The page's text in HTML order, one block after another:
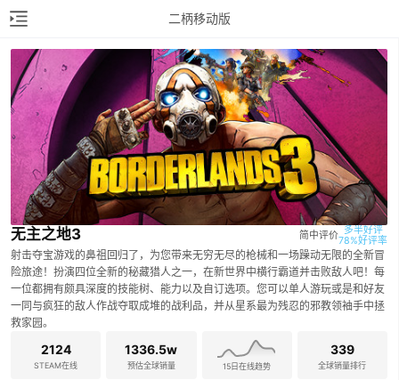
二柄移动版
无主之地3 简中评价
多半好评
78%好评率
射击夺宝游戏的鼻祖回归了，为您带来无穷无尽的枪械和一场躁动无限的全新冒
险旅途！扮演四位全新的秘藏猎人之一，在新世界中横行霸道并击败敌人吧！每
一位都拥有颇具深度的技能树、能力以及自订选项。您可以单人游玩或是和好友
一同与疯狂的敌人作战夺取成堆的战利品，并从星系最为残忍的邪教领袖手中拯
救家园。
2124
STEAM在线
1336.5w
预估全球销量 15日在线趋势
339
全球销量排行